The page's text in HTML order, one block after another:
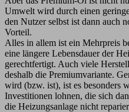
Umwelt wird durch einen
den Nutzer selbst ist dann auch
Vorteil.
Alles in allem ist ein Mehrpreis
eine längere Lebensdauer der
gerechtfertigt. Auch viele
deshalb die Premiumvariante.
wird (bzw. ist), ist es besonders
Investitionen lohnen, die sich
die Heizungsanlage nicht